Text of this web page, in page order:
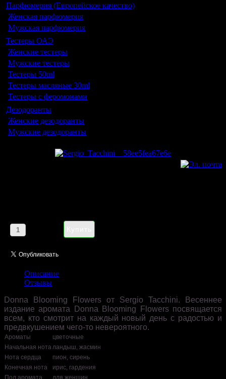
Парфюмерия (Европейское качество)
Женская парфюмерия
Мужская парфюмерия
Тестеры ОАЭ
Женские тестеры
Мужские тестеры
Тестеры 50ml
Тестеры масляные 30ml
Тестеры с феромонами
Дезодоранты
Женские дезодоранты
Мужские дезодоранты
Описание
Отзывы
Donna Blooming Flowers от Sergio Tacchini. Весеннее
издание аромата Donna Blooming Flowers посвящается
всем, кто смотрит на каждый новый день с радостью и
предвкушением чего-то невероятного.
Ароматы
цветочные
Начальная ноталандыш, жасмин
Нота сердца
пион, сирень
Конечная нота
ирис, гардения
Пол аромата
для женщин